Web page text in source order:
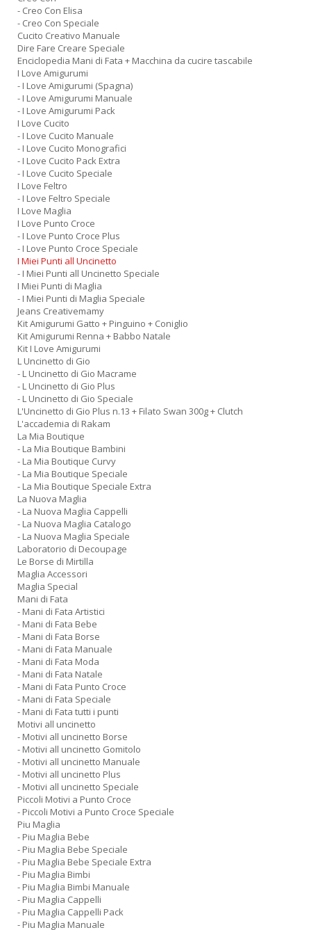
- Creo Con Elisa
- Creo Con Speciale
Cucito Creativo Manuale
Dire Fare Creare Speciale
Enciclopedia Mani di Fata + Macchina da cucire tascabile
I Love Amigurumi
- I Love Amigurumi (Spagna)
- I Love Amigurumi Manuale
- I Love Amigurumi Pack
I Love Cucito
- I Love Cucito Manuale
- I Love Cucito Monografici
- I Love Cucito Pack Extra
- I Love Cucito Speciale
I Love Feltro
- I Love Feltro Speciale
I Love Maglia
I Love Punto Croce
- I Love Punto Croce Plus
- I Love Punto Croce Speciale
I Miei Punti all Uncinetto
- I Miei Punti all Uncinetto Speciale
I Miei Punti di Maglia
- I Miei Punti di Maglia Speciale
Jeans Creativemamy
Kit Amigurumi Gatto + Pinguino + Coniglio
Kit Amigurumi Renna + Babbo Natale
Kit I Love Amigurumi
L Uncinetto di Gio
- L Uncinetto di Gio Macrame
- L Uncinetto di Gio Plus
- L Uncinetto di Gio Speciale
L'Uncinetto di Gio Plus n.13 + Filato Swan 300g + Clutch
L'accademia di Rakam
La Mia Boutique
- La Mia Boutique Bambini
- La Mia Boutique Curvy
- La Mia Boutique Speciale
- La Mia Boutique Speciale Extra
La Nuova Maglia
- La Nuova Maglia Cappelli
- La Nuova Maglia Catalogo
- La Nuova Maglia Speciale
Laboratorio di Decoupage
Le Borse di Mirtilla
Maglia Accessori
Maglia Special
Mani di Fata
- Mani di Fata Artistici
- Mani di Fata Bebe
- Mani di Fata Borse
- Mani di Fata Manuale
- Mani di Fata Moda
- Mani di Fata Natale
- Mani di Fata Punto Croce
- Mani di Fata Speciale
- Mani di Fata tutti i punti
Motivi all uncinetto
- Motivi all uncinetto Borse
- Motivi all uncinetto Gomitolo
- Motivi all uncinetto Manuale
- Motivi all uncinetto Plus
- Motivi all uncinetto Speciale
Piccoli Motivi a Punto Croce
- Piccoli Motivi a Punto Croce Speciale
Piu Maglia
- Piu Maglia Bebe
- Piu Maglia Bebe Speciale
- Piu Maglia Bebe Speciale Extra
- Piu Maglia Bimbi
- Piu Maglia Bimbi Manuale
- Piu Maglia Cappelli
- Piu Maglia Cappelli Pack
- Piu Maglia Manuale